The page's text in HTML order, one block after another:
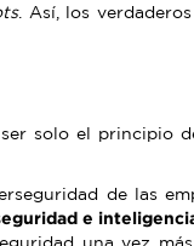
. Así, los
solo el principio
de las
e